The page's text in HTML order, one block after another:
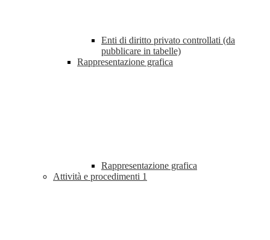
Enti di diritto privato controllati (da
pubblicare in tabelle)
Rappresentazione grafica
Rappresentazione grafica
Attività e procedimenti 1